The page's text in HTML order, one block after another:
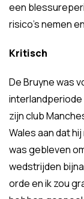
een
risico's nemen
Kritisch
De Bruyne was
zijn club
Wales aan dat
was gebleven
wedstrijden
orde en ik zou